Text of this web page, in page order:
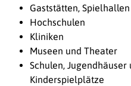
Gaststätten, Spielhallen
Hochschulen
Kliniken
Museen und Theater
Schulen,
Kinderspielplätze